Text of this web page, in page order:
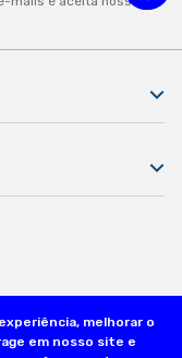
melhorar o
em nosso site e